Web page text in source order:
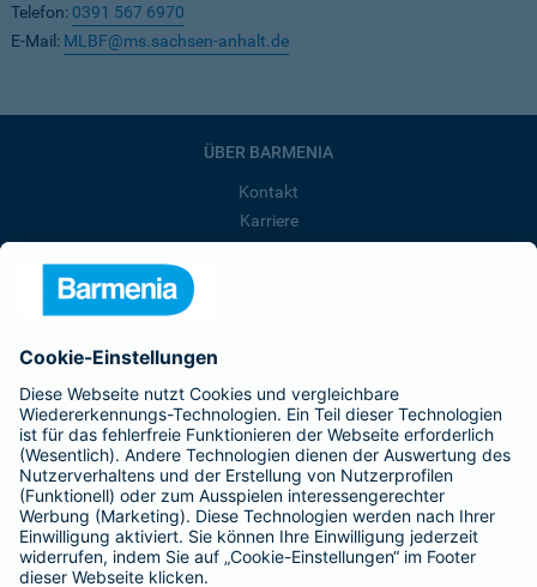
Telefon: 0391 567 6970
E-Mail: MLBF@ms.sachsen-anhalt.de
ÜBER BARMENIA
Kontakt
Karriere
Presse
Barmenia ist Teil der BarmeniaGothaer
BELIEBTE SEITEN
Kranken-Zusatzversicherung
Tierversicherungen
Haftpflichtversicherung
Hausratversicherung